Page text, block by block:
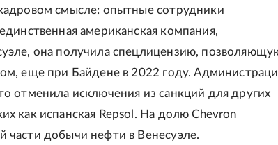
смысле: опытные сотрудники
американская компания,
она получила спецлицензию,
еще при Байдене в 2022 году.
отменила исключения из санкций для других
как испанская Repsol. На долю Chevron
части добычи нефти в Венесуэле.